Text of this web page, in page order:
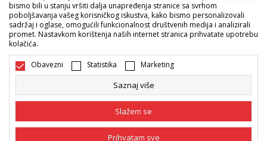
Bosna i Hercegovina Promijenite
Nastojimo da budemo što precizniji u opisu proizvoda, prikazu slika i
i bez grešaka. Svi artikli prikazani na sajtu su dio naše ponude i ne
podrazumijeva da su dostupni u svakom trenutku. Raspoloživost robe
možete provjeriti pozivom na broj 055/490-400.
bismo bili u stanju vršiti dalja unapređenja stranice sa svrhom
poboljšavanja vašeg korisničkog iskustva, kako bismo personalizovali
sadržaj i oglase, omogućili funkcionalnost društvenih medija i analizirali
promet. Nastavkom korištenja naših internet stranica prihvatate upotrebu
kolačića.
Obavezni Statistika Marketing
Saznaj više
Slažem se
Prihvatam sve